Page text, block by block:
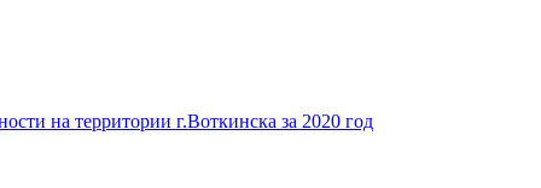
на территории г.Воткинска за 2020 год